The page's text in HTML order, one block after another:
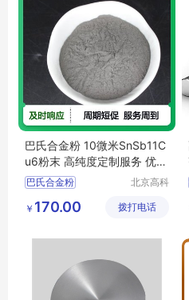
巴氏合金粉 10微米SnSb11C
u6粉末 高纯度定制服务 优惠
中
巴氏合金粉
10微米巴氏合金粉
北京巴氏合金粉
北京高科
技有限公
￥ 170.00 拨打电话